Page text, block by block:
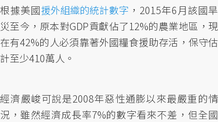
根據美國援外組織的統計數字 ，2015年6月該國旱
災至今，原本對GDP貢獻佔了12%的農業地區，現
在有42%的人必須靠著外國糧食援助存活，保守估
計至少410萬人。
經濟嚴峻可說是2008年惡性通膨以來最嚴重的情
況，雖然經濟成長率7%的數字看來不差，但全國